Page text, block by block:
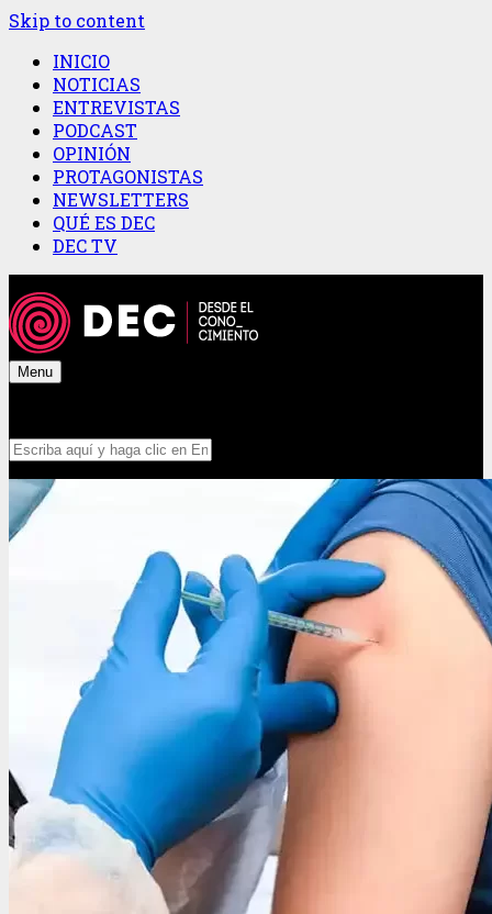
Skip to content
INICIO
NOTICIAS
ENTREVISTAS
PODCAST
OPINIÓN
PROTAGONISTAS
NEWSLETTERS
QUÉ ES DEC
DEC TV
Menu